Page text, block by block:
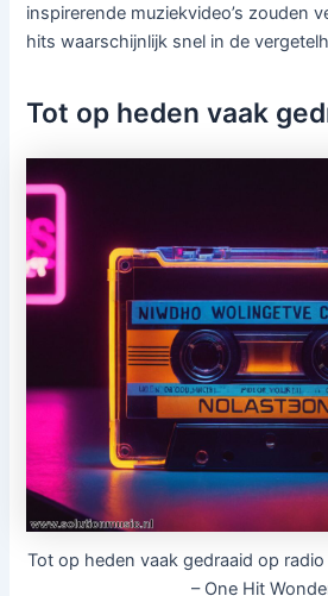
inspirerende muziekvideo’s zouden
hits waarschijnlijk snel in de
Tot op heden vaak
Tot op heden vaak gedraaid op
– One Hit